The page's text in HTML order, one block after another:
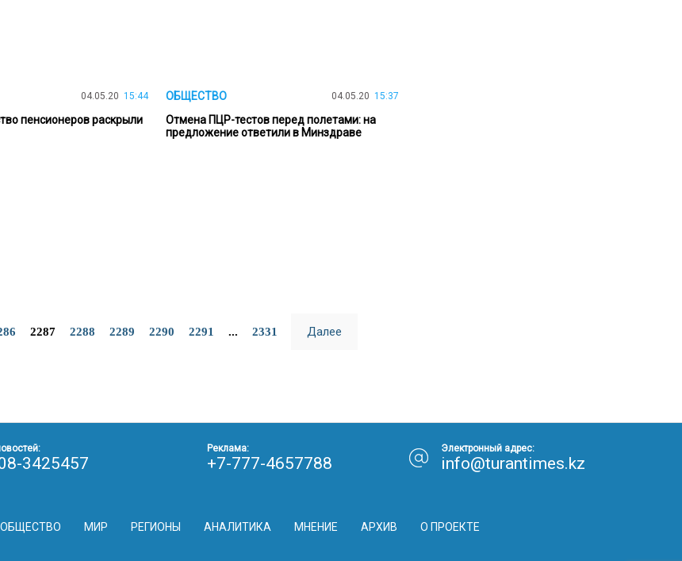
04.05.20 15:44
пенсионеров раскрыли
ОБЩЕСТВО 04.05.20 15:37
Отмена ПЦР-тестов перед полетами: на
предложение ответили в Минздраве
2287 2288 2289 2290 2291 ... 2331 Далее
ОБЩЕСТВО МИР РЕГИОНЫ АНАЛИТИКА МНЕНИЕ АРХИВ О ПРОЕКТЕ
3425457
Реклама:
+7-777-4657788
Электронный адрес:
info@turantimes.kz